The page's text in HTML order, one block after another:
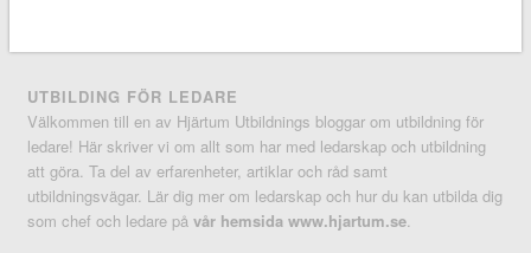
UTBILDING FÖR LEDARE
Välkommen till en av Hjärtum Utbildnings bloggar om utbildning för
ledare! Här skriver vi om allt som har med ledarskap och utbildning
att göra. Ta del av erfarenheter, artiklar och råd samt
utbildningsvägar. Lär dig mer om ledarskap och hur du kan utbilda dig
som chef och ledare påvår hemsida www.hjartum.se